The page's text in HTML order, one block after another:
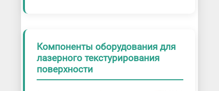
Компоненты оборудования для
лазерного текстурирования
поверхности